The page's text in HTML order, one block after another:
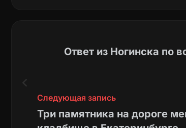
Ответ из Ногинска по
Следующая запись
Три памятника на дороге